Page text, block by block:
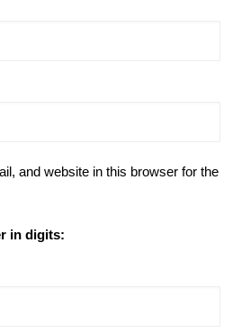
and website in this browser for the
in digits: